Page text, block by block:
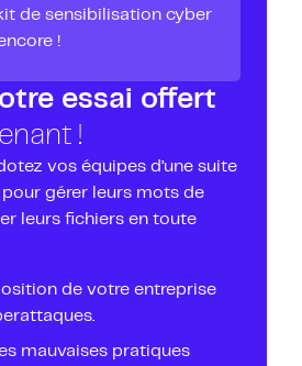
de sensibilisation cyber
!
essai offert
!
vos équipes d’une suite
pour gérer leurs mots de
leurs fichiers en toute
de votre entreprise
mauvaises pratiques